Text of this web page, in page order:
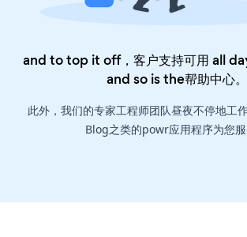
and to top it off，客户支持可用 all
and so is the帮助中心。
此外，我们的专家工程师团队昼夜不停地工
Blog之类的powr应用程序为您服